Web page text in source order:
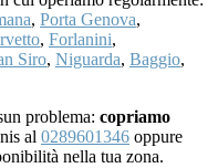
, Porta Genova,
, Forlanini,
Siro, Niguarda, Baggio,
problema: copriamo
al 0289601346 oppure
nella tua zona.